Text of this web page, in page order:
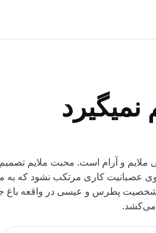
ملایم و آرام است. محبت ملایم
عصبانیت کاری مرتکب نشود که به
پطرس و عیسی در واقعه باغ
می‌کشد.